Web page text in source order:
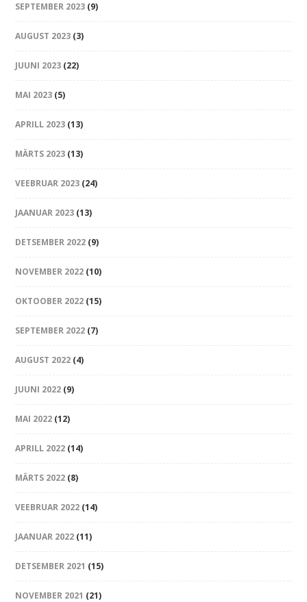
SEPTEMBER 2023 (9)
AUGUST 2023 (3)
JUUNI 2023 (22)
MAI 2023 (5)
APRILL 2023 (13)
MÄRTS 2023 (13)
VEEBRUAR 2023 (24)
JAANUAR 2023 (13)
DETSEMBER 2022 (9)
NOVEMBER 2022 (10)
OKTOOBER 2022 (15)
SEPTEMBER 2022 (7)
AUGUST 2022 (4)
JUUNI 2022 (9)
MAI 2022 (12)
APRILL 2022 (14)
MÄRTS 2022 (8)
VEEBRUAR 2022 (14)
JAANUAR 2022 (11)
DETSEMBER 2021 (15)
NOVEMBER 2021 (21)